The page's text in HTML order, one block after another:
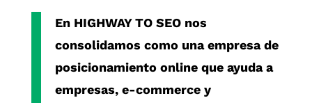
En HIGHWAY TO SEOnos
consolidamos como unaempresa de
posicionamiento onlineque ayuda a
empresas, e-commerce y